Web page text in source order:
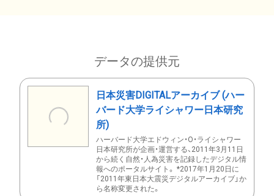
データの提供元
日本災害DIGITALアーカイブ (ハー
バード大学ライシャワー日本研究
所)
ハーバード大学エドウィン・O・ライシャワー
日本研究所が企画・運営する、2011年3月11日
から続く自然・人為災害を記録したデジタル情
報へのポータルサイト。 *2017年1月20日に
「2011年東日本大震災デジタルアーカイブ」か
ら名称変更された。